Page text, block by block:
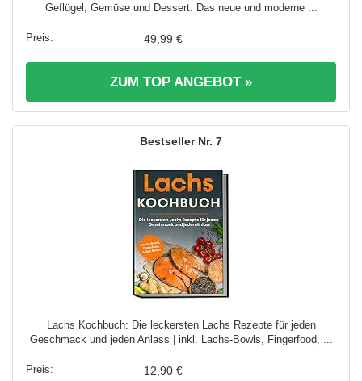
Geflügel, Gemüse und Dessert. Das neue und moderne ...
49,99 €
ZUM TOP ANGEBOT »
7
Lachs Kochbuch: Die leckersten Lachs Rezepte für jeden
Geschmack und jeden Anlass | inkl. Lachs-Bowls, Fingerfood, ...
12,90 €